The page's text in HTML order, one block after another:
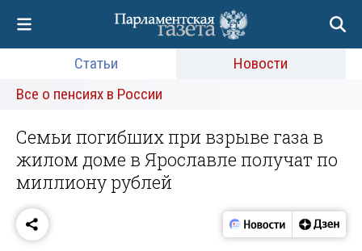
Статьи
Новости
Все о пенсиях в России
Семьи погибших при взрыве газа в
жилом доме в Ярославле получат по
миллиону рублей